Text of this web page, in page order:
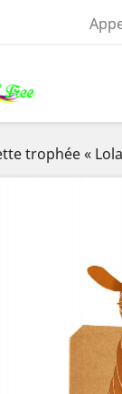
trophée «